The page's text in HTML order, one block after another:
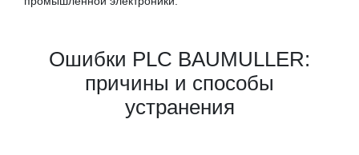
Ошибки PLC BAUMULLER:
причины и способы
устранения